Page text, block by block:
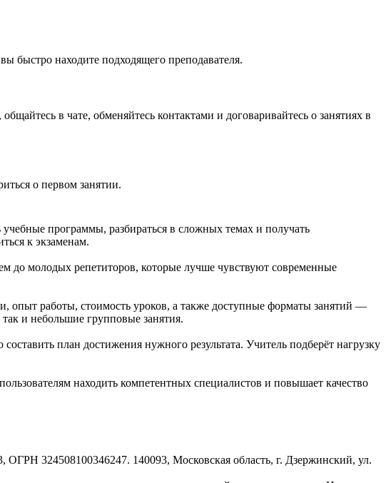
быстро находите подходящего преподавателя.
в чате, обменяйтесь контактами и договаривайтесь о занятиях в
о первом занятии.
программы, разбираться в сложных темах и получать
к экзаменам.
до молодых репетиторов, которые лучше чувствуют современные
работы, стоимость уроков, а также доступные форматы занятий —
и небольшие групповые занятия.
план достижения нужного результата. Учитель подберёт нагрузку
находить компетентных специалистов и повышает качество
324508100346247. 140093, Московская область, г. Дзержинский, ул.